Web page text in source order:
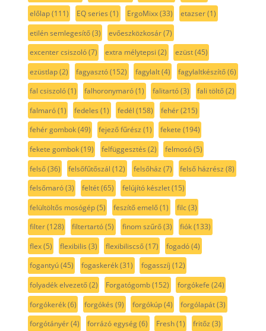
előlap(111) EQ series (1) ErgoMixx(33) etazser(1)
etilén semlegesítő(3) evőeszközkosár(7)
excenter csiszoló(7) extra mélytepsi (2) ezüst(45)
ezüstlap(2) fagyasztó(152) fagylalt(4) fagylaltkészítő(6)
fal csiszoló(1) falhoronymaró(1) falitartó(3) fali töltő(2)
falmaró(1) fedeles (1) fedél (158) fehér(215)
fehér gombok(49) fejező fűrész (1) fekete (194)
fekete gombok(19) felfüggesztés (2) felmosó(5)
felső(36) felsőfűtőszál (12) felsőház (7) felső házrész (8)
felsőmaró(3) feltét(65) felújító készlet(15)
felültöltős mosógép(5) feszítő emelő(1) filc(3)
filter(128) filtertartó(5) finom szűrő(3) fiók(133)
flex(5) flexibilis (3) flexibiliscső(17) fogadó(4)
fogantyú(45) fogaskerék(31) fogasszíj (12)
folyadék elvezető(2) Forgatógomb(152) forgókefe (24)
forgókerék(6) forgókés (9) forgókúp(4) forgólapát(3)
forgótányér(4) forrázó egység(6) Fresh(1) fritőz (3)